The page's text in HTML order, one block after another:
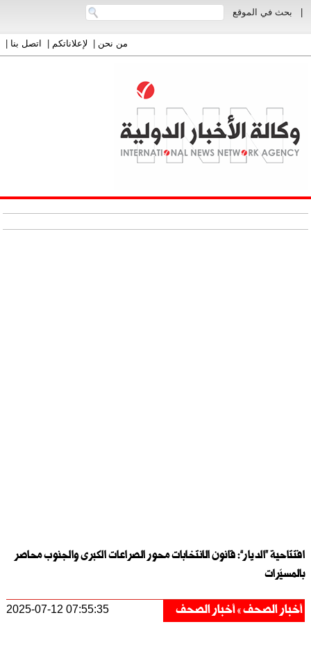
بحث في الموقع
من نحن| لإعلاناتكم| اتصل بنا|
افتتاحية “الديار”: قانون الانتخابات محور الصراعات الكبرى والجنوب محاصر
بالمسيّرات
أخبار الصحف أخبار الصحف 2025-07-12 07:55:35